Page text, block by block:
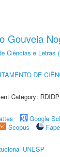
Gouveia
Ciências e Letras
DE
Category:
Google
Scopus
UNESP